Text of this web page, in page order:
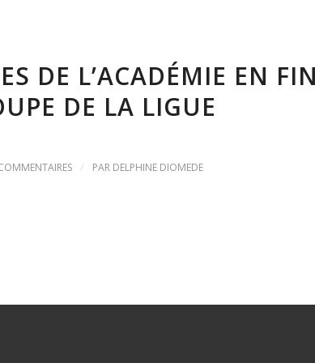
DE L’ACADÉMIE EN
DE LA LIGUE
/ PAR DELPHINE DIOMEDE